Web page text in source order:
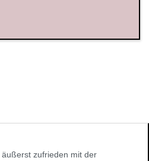
zufrieden mit der